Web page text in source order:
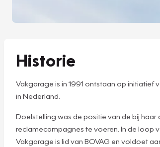
Historie
Vakgarage is in 1991 ontstaan op
in Nederland.
Doelstelling was de positie van de bij
reclamecampagnes te voeren. In de loop
Vakgarage is lid van BOVAG en voldoet